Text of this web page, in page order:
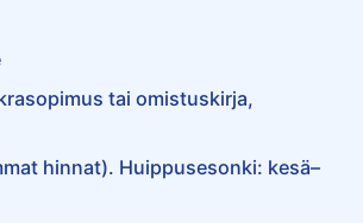
tai omistuskirja,
hinnat). Huippusesonki: kesä–